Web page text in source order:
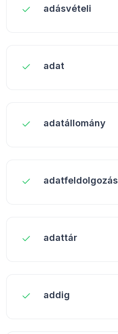
adásvételi
adat
adatállomány
adatfeldolgozás
adattár
addig